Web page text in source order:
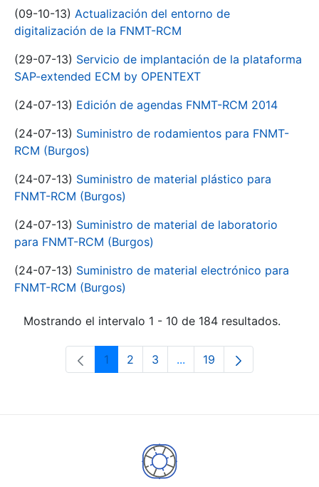
(09-10-13) Actualización del entorno de
digitalización de la FNMT-RCM
(29-07-13) Servicio de implantación de la plataforma
SAP-extended ECM by OPENTEXT
(24-07-13) Edición de agendas FNMT-RCM 2014
(24-07-13) Suministro de rodamientos para FNMT-
RCM (Burgos)
(24-07-13) Suministro de material plástico para
FNMT-RCM (Burgos)
(24-07-13) Suministro de material de laboratorio
para FNMT-RCM (Burgos)
(24-07-13) Suministro de material electrónico para
FNMT-RCM (Burgos)
Mostrando el intervalo 1 - 10 de 184 resultados.
Página
1 Página
2 Página
3 ...Páginas intermedias Use
Página
19